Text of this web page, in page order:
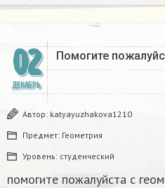
02
ДЕКАБРЬ
Помогите
Автор: katyayuzhakova1210
Предмет: Геометрия
Уровень: студенческий
помогите пожалуйста с